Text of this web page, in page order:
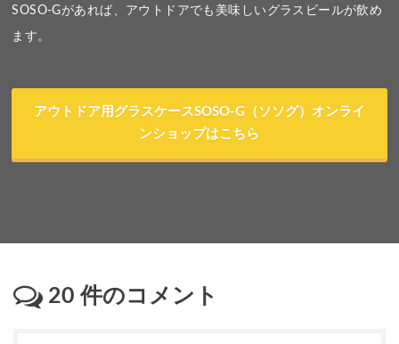
SOSO-Gがあれば、アウトドアでも美味しいグラスビールが飲め
ます。
アウトドア用グラスケースSOSO-G（ソソグ）オンライ
ンショップはこちら
20 件のコメント